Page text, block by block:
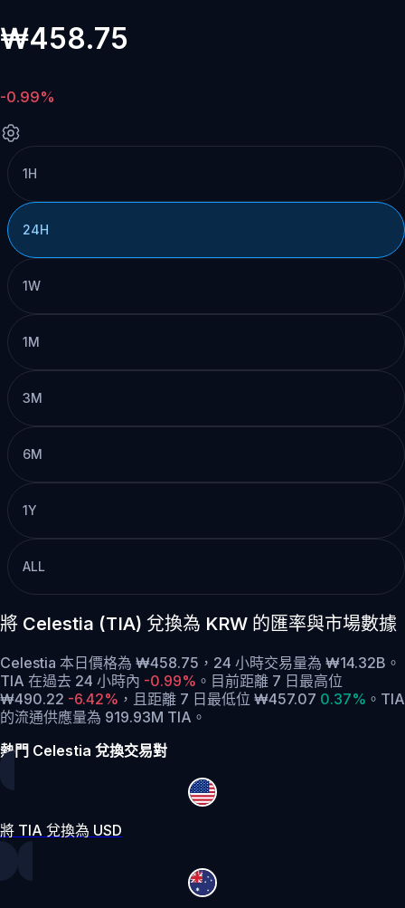
₩458.75
-0.99%
1H
24H
1W
1M
3M
6M
1Y
ALL
將 Celestia (TIA) 兌換為 KRW 的匯率與市場數據
Celestia 本日價格為 ₩458.75，24 小時交易量為 ₩14.32B。
TIA 在過去 24 小時內 -0.99% 。 目前距離 7 日最高位
₩490.22 -6.42% ， 且距離 7 日最低位 ₩457.07 0.37% 。 TIA
的流通供應量為 919.93M TIA。
熱門 Celestia 兌換交易對
將 TIA 兌換為 USD